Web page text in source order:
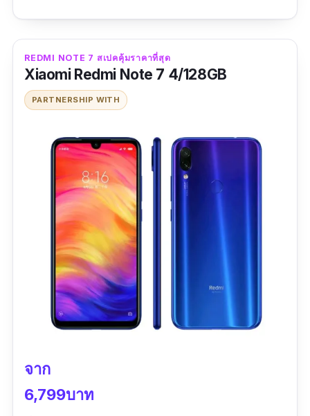
คุ้มจริง ราคานี้ได้สเปคแบบโคตรคุ้ม
ใช้งานดีนะ ระบบไม่มีปัญหาอะไรเลย
ข้อดี
ใช้เซนเซอร์กล้องจาก Sony ความละเอียด
48MP
ใช้จอ AMOLED จาก Samsung
ข้อเสีย
จอเรือธงน่าจะใหญ่กว่านี้อีกสักนิด
REDMI NOTE 7 สเปคคุ้มราคาที่สุด
Xiaomi Redmi Note 7 4/128GB
PARTNERSHIP WITH
จาก
6,799บาท